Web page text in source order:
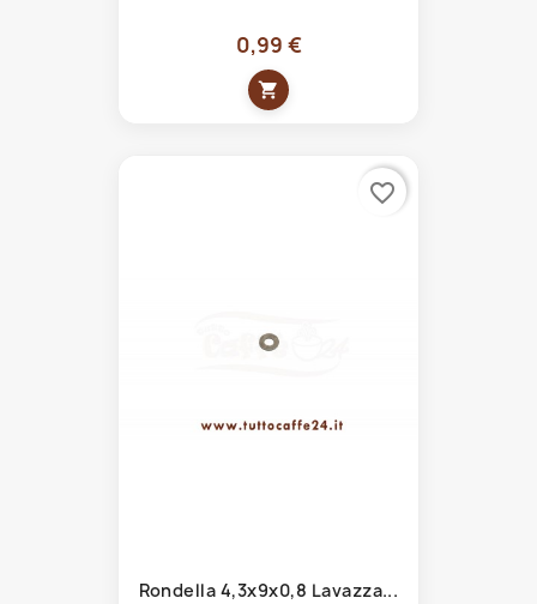
0,99 €
shopping_cart
Rondella 4,3x9x0,8 Lavazza...
favorite_border